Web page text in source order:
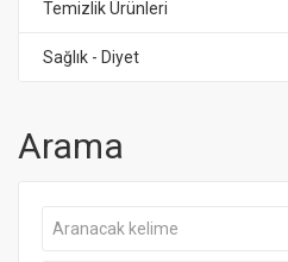
Temizlik Ürünleri
Sağlık - Diyet
Arama